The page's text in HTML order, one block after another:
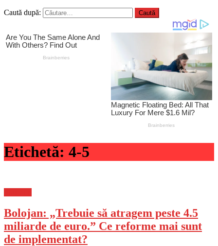
Caută după:
Etichetă: 4-5
Bolojan: „Trebuie să atragem peste 4.5
miliarde de euro.” Ce reforme mai sunt
de implementat?